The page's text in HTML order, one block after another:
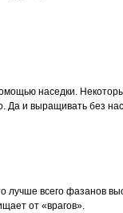
наседки.
Да и выращивать без
лучше всего фазанов
от «врагов».